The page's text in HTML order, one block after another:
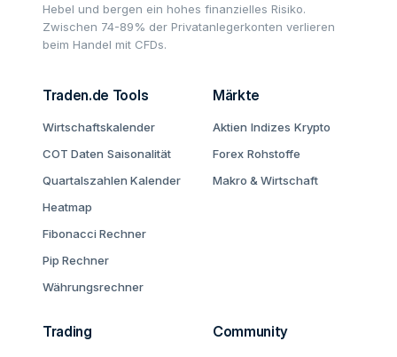
Hebel und bergen ein hohes finanzielles Risiko.
Zwischen 74-89% der Privatanlegerkonten verlieren
beim Handel mit CFDs.
Traden.de Tools
Wirtschaftskalender
COT Daten Saisonalität
Quartalszahlen Kalender
Heatmap
Fibonacci Rechner
Pip Rechner
Währungsrechner
Märkte
Aktien Indizes Krypto
Forex Rohstoffe
Makro & Wirtschaft
Trading Community